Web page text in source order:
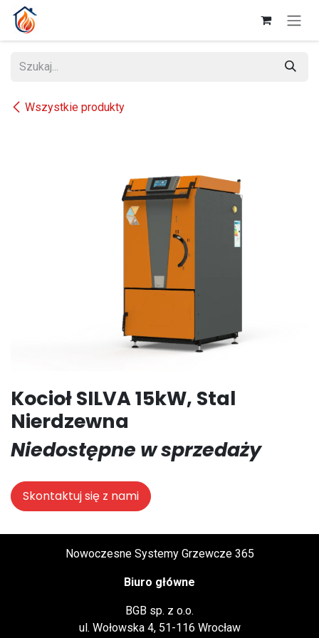
Przejdź do zawartości
Wszystkie produkty
Kocioł SILVA 15kW, Stal
Nierdzewna
Niedostępne w sprzedaży
Skontaktuj się z nami
Nowoczesne Systemy Grzewcze 365
Biuro główne
BGB sp. z o.o.
ul. Wołowska 4, 51-116 Wrocław